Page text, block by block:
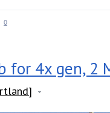
0
for 4x gen, 2